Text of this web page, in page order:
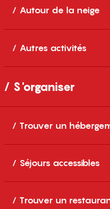
Autour de la neige
Autres activités
S'organiser
Trouver un
Séjours accessibles
Trouver un
Europe